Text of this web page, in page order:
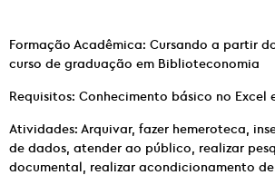
Formação Acadêmica: Cursando a partir
curso de graduação em Biblioteconomia
Requisitos: Conhecimento básico no Excel
Atividades: Arquivar, fazer hemeroteca,
de dados, atender ao público, realizar
documental, realizar acondicionamento